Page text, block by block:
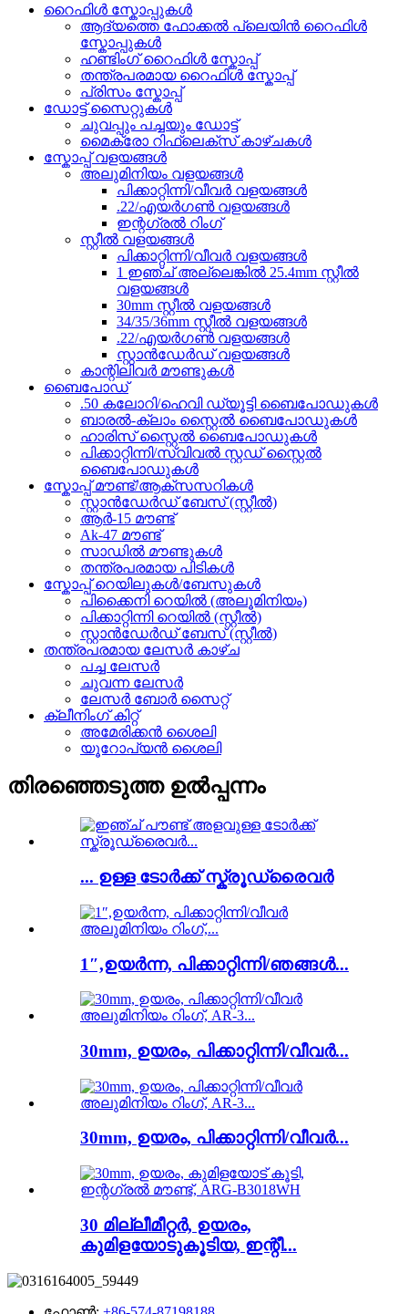
റൈഫിൾ സ്കോപ്പുകൾ
ആദ്യത്തെ ഫോക്കൽ പ്ലെയിൻ റൈഫിൾ
സ്കോപ്പുകൾ
ഹണ്ടിംഗ് റൈഫിൾ സ്കോപ്പ്
തന്ത്രപരമായ റൈഫിൾ സ്കോപ്പ്
പ്രിസം സ്കോപ്പ്
ഡോട്ട് സൈറ്റുകൾ
ചുവപ്പും പച്ചയും ഡോട്ട്
മൈക്രോ റിഫ്ലെക്സ് കാഴ്ചകൾ
സ്കോപ്പ് വളയങ്ങൾ
അലുമിനിയം വളയങ്ങൾ
പിക്കാറ്റിന്നി/വീവർ വളയങ്ങൾ
.22/എയർഗൺ വളയങ്ങൾ
ഇന്റഗ്രൽ റിംഗ്
സ്റ്റീൽ വളയങ്ങൾ
പിക്കാറ്റിന്നി/വീവർ വളയങ്ങൾ
1 ഇഞ്ച് അല്ലെങ്കിൽ 25.4mm സ്റ്റീൽ
വളയങ്ങൾ
30mm സ്റ്റീൽ വളയങ്ങൾ
34/35/36mm സ്റ്റീൽ വളയങ്ങൾ
.22/എയർഗൺ വളയങ്ങൾ
സ്റ്റാൻഡേർഡ് വളയങ്ങൾ
കാന്റിലിവർ മൗണ്ടുകൾ
ബൈപോഡ്
.50 കലോറി/ഹെവി ഡ്യൂട്ടി ബൈപോഡുകൾ
ബാരൽ-ക്ലാം സ്റ്റൈൽ ബൈപോഡുകൾ
ഹാരിസ് സ്റ്റൈൽ ബൈപോഡുകൾ
പിക്കാറ്റിന്നി/സ്വിവൽ സ്റ്റഡ് സ്റ്റൈൽ
ബൈപോഡുകൾ
സ്കോപ്പ് മൗണ്ട്/ആക്സസറികൾ
സ്റ്റാൻഡേർഡ് ബേസ് (സ്റ്റീൽ)
ആർ-15 മൗണ്ട്
Ak-47 മൗണ്ട്
സാഡിൽ മൗണ്ടുകൾ
തന്ത്രപരമായ പിടികൾ
സ്കോപ്പ് റെയിലുകൾ/ബേസുകൾ
പിക്കൈനി റെയിൽ (അലൂമിനിയം)
പിക്കാറ്റിന്നി റെയിൽ (സ്റ്റീൽ)
സ്റ്റാൻഡേർഡ് ബേസ് (സ്റ്റീൽ)
തന്ത്രപരമായ ലേസർ കാഴ്ച
പച്ച ലേസർ
ചുവന്ന ലേസർ
ലേസർ ബോർ സൈറ്റ്
ക്ലീനിംഗ് കിറ്റ്
അമേരിക്കൻ ശൈലി
യൂറോപ്യൻ ശൈലി
തിരഞ്ഞെടുത്ത ഉൽപ്പന്നം
... ഉള്ള ടോർക്ക് സ്ക്രൂഡ്രൈവർ
1″,ഉയർന്ന, പിക്കാറ്റിന്നി/ഞങ്ങൾ...
30mm, ഉയരം, പിക്കാറ്റിന്നി/വീവർ...
30mm, ഉയരം, പിക്കാറ്റിന്നി/വീവർ...
30 മില്ലീമീറ്റർ, ഉയരം,
കുമിളയോടുകൂടിയ, ഇന്റീ...